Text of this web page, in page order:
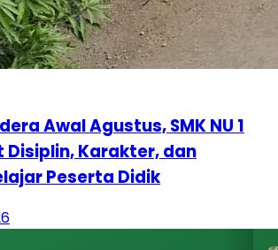
Awal Agustus, SMK NU 1
Disiplin, Karakter, dan
Peserta Didik